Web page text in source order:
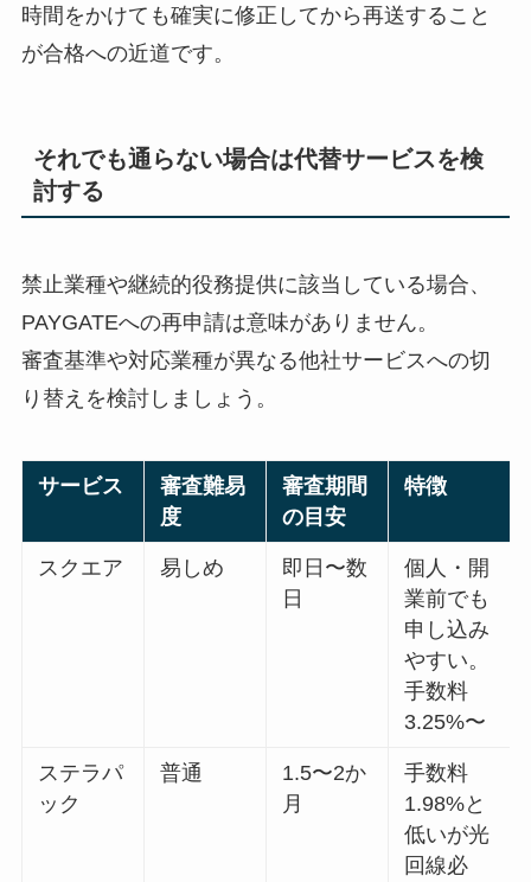
時間をかけても確実に修正してから再送すること
が合格への近道です。
それでも通らない場合は代替サービスを検
討する
禁止業種や継続的役務提供に該当している場合、
PAYGATEへの再申請は意味がありません。
審査基準や対応業種が異なる他社サービスへの切
り替えを検討しましょう。
サービス
審査難易
度
審査期間
の目安
特徴
スクエア 易しめ
即日〜数
日
個人・開
業前でも
申し込み
やすい。
手数料
3.25%〜
ステラパ
ック
普通
1.5〜2か
月
手数料
1.98%と
低いが光
回線必